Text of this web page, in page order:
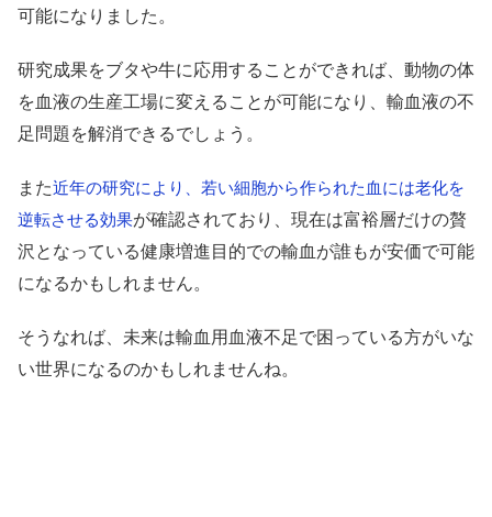
可能になりました。
研究成果をブタや牛に応用することができれば、動物の体
を血液の生産工場に変えることが可能になり、輸血液の不
足問題を解消できるでしょう。
また近年の研究により、若い細胞から作られた血には老化を
逆転させる効果が確認されており、現在は富裕層だけの贅
沢となっている健康増進目的での輸血が誰もが安価で可能
になるかもしれません。
そうなれば、未来は輸血用血液不足で困っている方がいな
い世界になるのかもしれませんね。